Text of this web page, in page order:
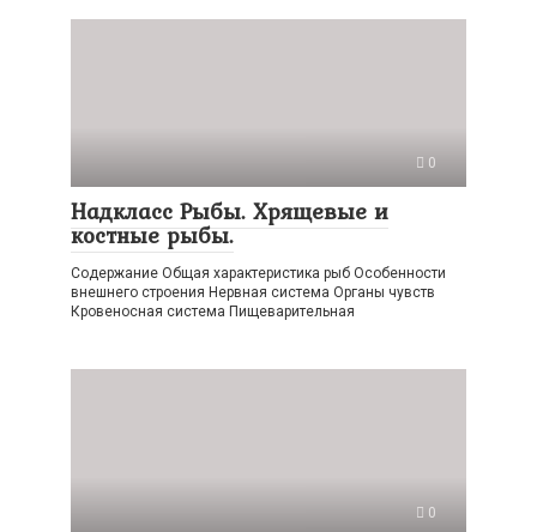
0
Надкласс Рыбы. Хрящевые и
костные рыбы.
Содержание Общая характеристика рыб Особенности
внешнего строения Нервная система Органы чувств
Кровеносная система Пищеварительная
0